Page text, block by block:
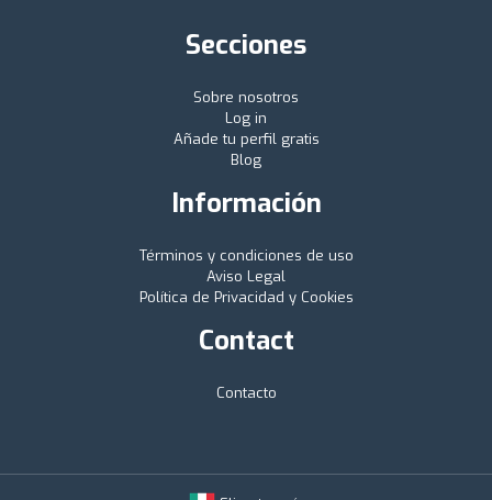
Secciones
Sobre nosotros
Log in
Añade tu perfil gratis
Blog
Información
Términos y condiciones de uso
Aviso Legal
Política de Privacidad y Cookies
Contact
Contacto